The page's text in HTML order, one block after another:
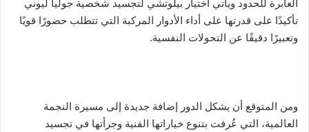
العابرة للحدود ويأتي اختيار بيلوتشي لتجسيد شخصية جوليا ليوني
تأكيدًا على قدرتها على أداء الأدوار المركبة التي تتطلب حضورًا قويًا
وتعبيرًا دقيقًا عن التحولات النفسية.
ومن المتوقع أن يشكل الدور إضافة جديدة إلى مسيرة النجمة
العالمية، التي عُرفت بتنوع خياراتها الفنية وجرأتها في تجسيد